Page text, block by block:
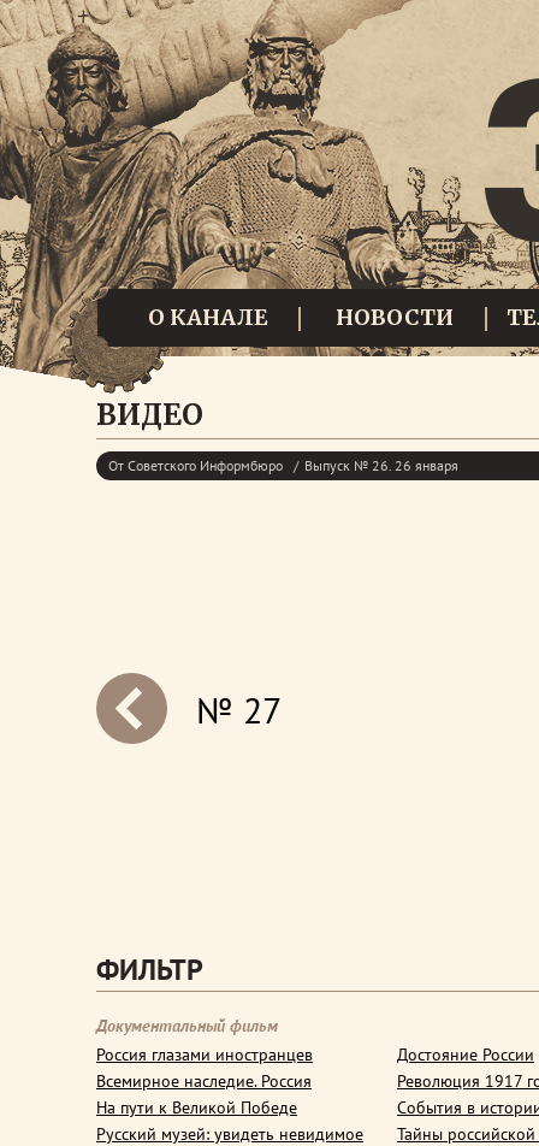
О КАНАЛЕ НОВОСТИ
ВИДЕО
От Советского Информбюро Выпуск № 26. 26 января
№ 27
ФИЛЬТР
Документальный фильм
Россия глазами иностранцев
Всемирное наследие. Россия
На пути к Великой Победе
Русский музей: увидеть невидимое
Достояние России
Революция 1917
События в
Тайны